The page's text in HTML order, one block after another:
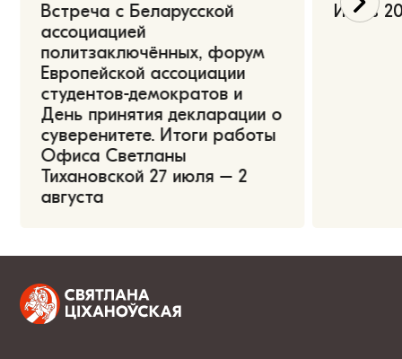
Встреча с Беларусской
ассоциацией
политзаключённых, форум
Европейской ассоциации
студентов-демократов и
День принятия декларации о
суверенитете. Итоги работы
Офиса Светланы
Тихановской 27 июля – 2
августа
Июль